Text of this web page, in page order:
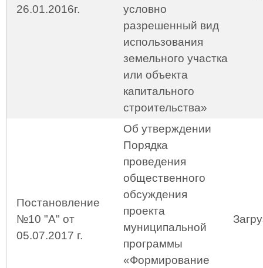
26.01.2016г.
условно
разрешенный вид
использования
земельного участка
или объекта
капитального
строительства»
Постановление
№10 "А" от
05.07.2017 г.
Об утверждении
Порядка
проведения
общественного
обсуждения
проекта
муниципальной
программы
«Формирование